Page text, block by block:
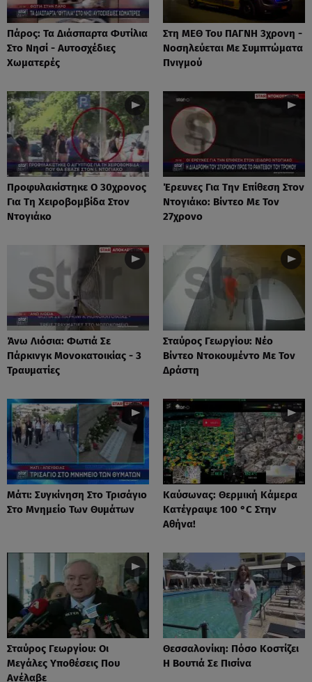
Πάρος: Τα Διάσπαρτα Φυτίλια
Στο Νησί - Αυτοσχέδιες
Χωματερές
Στη ΜΕΘ Του ΠΑΓΝΗ 3χρονη -
Νοσηλεύεται Με Συμπτώματα
Πνιγμού
Προφυλακίστηκε Ο 30χρονος
Για Τη Χειροβομβίδα Στον
Ντογιάκο
Έρευνες Για Την Επίθεση Στον
Ντογιάκο: Βίντεο Με Τον
27χρονο
Άνω Λιόσια: Φωτιά Σε
Πάρκινγκ Μονοκατοικίας - 3
Τραυματίες
Σταύρος Γεωργίου: Νέο
Βίντεο Ντοκουμέντο Με Τον
Δράστη
Μάτι: Συγκίνηση Στο Τρισάγιο
Στο Μνημείο Των Θυμάτων
Καύσωνας: Θερμική Κάμερα
Κατέγραψε 100 °C Στην
Αθήνα!
Σταύρος Γεωργίου: Οι
Μεγάλες Υποθέσεις Που
Ανέλαβε
Θεσσαλονίκη: Πόσο Κοστίζει
Η Βουτιά Σε Πισίνα